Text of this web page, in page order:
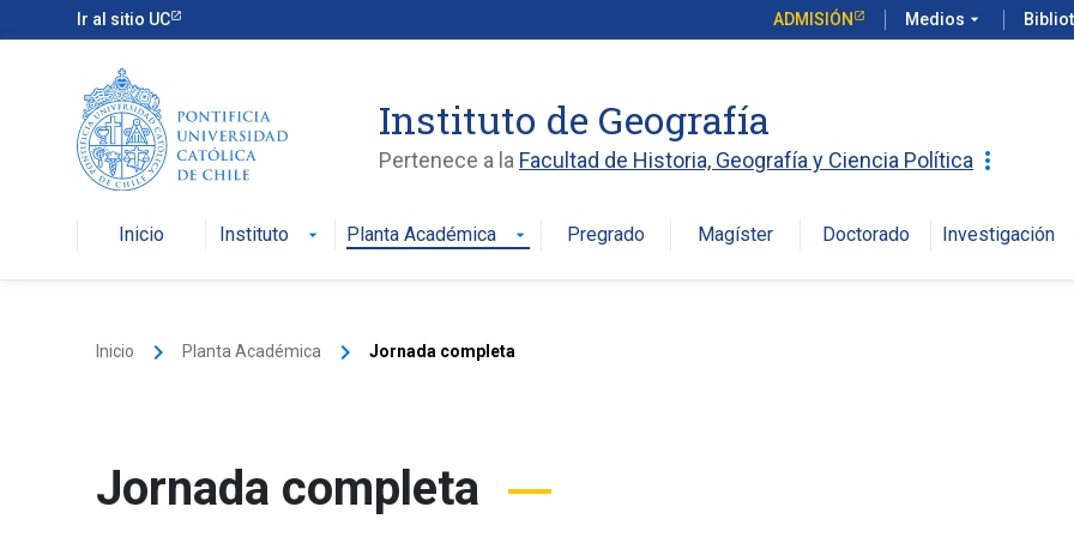
Ir al sitio UC ADMISIÓN Medios arrow_drop_down
Instituto de Geografía
Pertenece a la Facultad de Historia, Geografía y Ciencia Política more_vert
Inicio Instituto arrow_drop_down Planta Académica arrow_drop_down Pregrado Magíster Doctorado Investigación
Inicio keyboard_arrow_right Planta Académica keyboard_arrow_right Jornada completa
Jornada completa